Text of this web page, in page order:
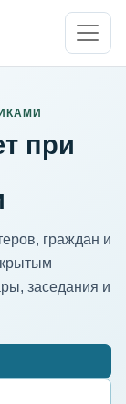
при
граждан и
заседания и